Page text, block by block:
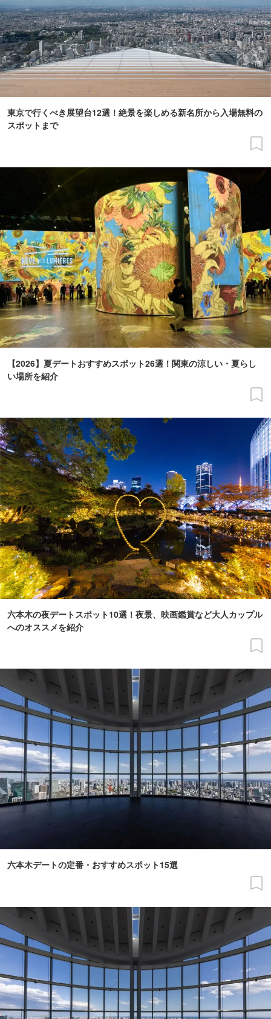
東京で行くべき展望台12選！絶景を楽しめる新名所から入場無料の
スポットまで
【2026】夏デートおすすめスポット26選！関東の涼しい・夏らし
い場所を紹介
六本木の夜デートスポット10選！夜景、映画鑑賞など大人カップル
へのオススメを紹介
六本木デートの定番・おすすめスポット15選